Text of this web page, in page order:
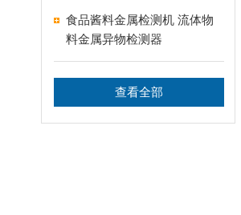
食品酱料金属检测机 流体物
料金属异物检测器
查看全部